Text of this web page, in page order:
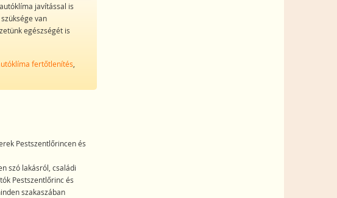
javítással is
van
egészségét is
fertőtlenítés
Pestszentlőrincen és
szó lakásról, családi
Pestszentlőrinc és
szakaszában